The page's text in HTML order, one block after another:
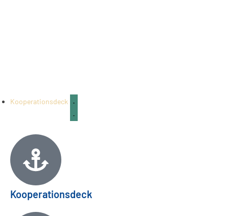
Kooperationsdeck
Kooperationsdeck